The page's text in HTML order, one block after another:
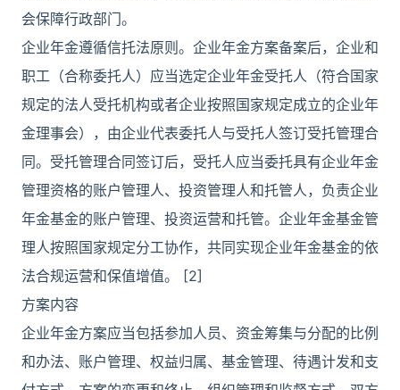
会保障行政部门。
企业年金遵循信托法原则。企业年金方案备案后，企业和
职工（合称委托人）应当选定企业年金受托人（符合国家
规定的法人受托机构或者企业按照国家规定成立的企业年
金理事会），由企业代表委托人与受托人签订受托管理合
同。受托管理合同签订后，受托人应当委托具有企业年金
管理资格的账户管理人、投资管理人和托管人，负责企业
年金基金的账户管理、投资运营和托管。企业年金基金管
理人按照国家规定分工协作，共同实现企业年金基金的依
法合规运营和保值增值。 [2]
方案内容
企业年金方案应当包括参加人员、资金筹集与分配的比例
和办法、账户管理、权益归属、基金管理、待遇计发和支